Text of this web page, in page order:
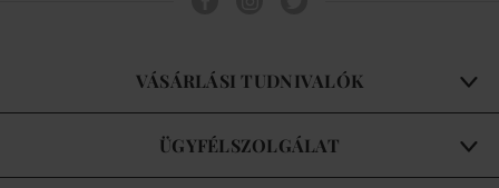
VÁSÁRLÁSI TUDNIVALÓK
ÜGYFÉLSZOLGÁLAT